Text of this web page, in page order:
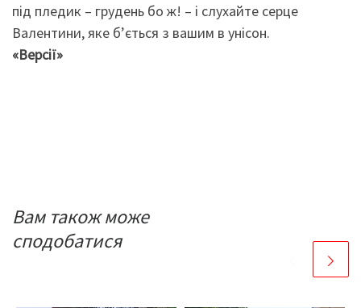
під пледик – грудень бо ж! – і слухайте серце
Валентини, яке б’ється з вашим в унісон.
«Версії»
Вам також може
сподобатися